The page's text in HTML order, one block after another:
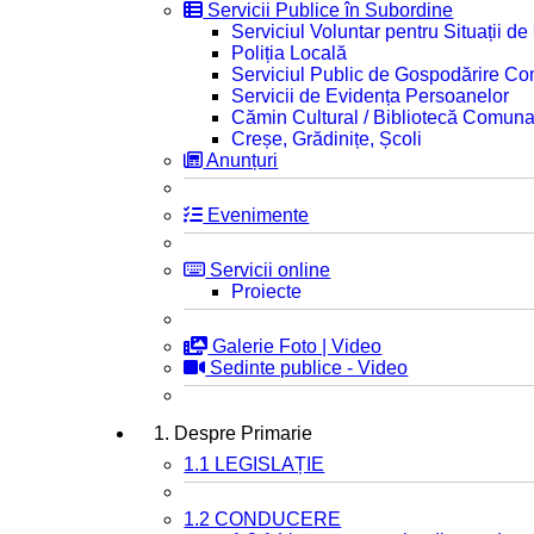
Servicii Publice în Subordine
Serviciul Voluntar pentru Situații de
Poliția Locală
Serviciul Public de Gospodărire
Servicii de Evidența Persoanelor
Cămin Cultural / Bibliotecă
Creșe, Grădinițe, Școli
Anunțuri
Evenimente
Servicii online
Proiecte
Galerie Foto | Video
Sedinte publice - Video
1. Despre Primarie
1.1 LEGISLAȚIE
1.2 CONDUCERE